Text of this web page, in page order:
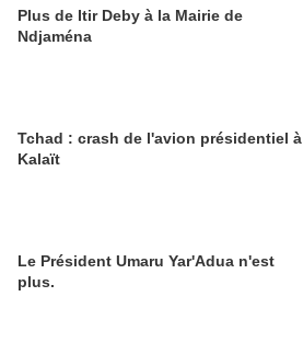
Plus de Itir Deby à la Mairie de
Ndjaména
Tchad : crash de l'avion présidentiel à
Kalaït
Le Président Umaru Yar'Adua n'est
plus.